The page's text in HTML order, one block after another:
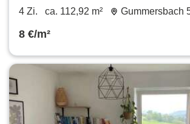
€ 112.92 m²
4 Zi. ca. 112,92 m² Gummersbach
8 €/m²